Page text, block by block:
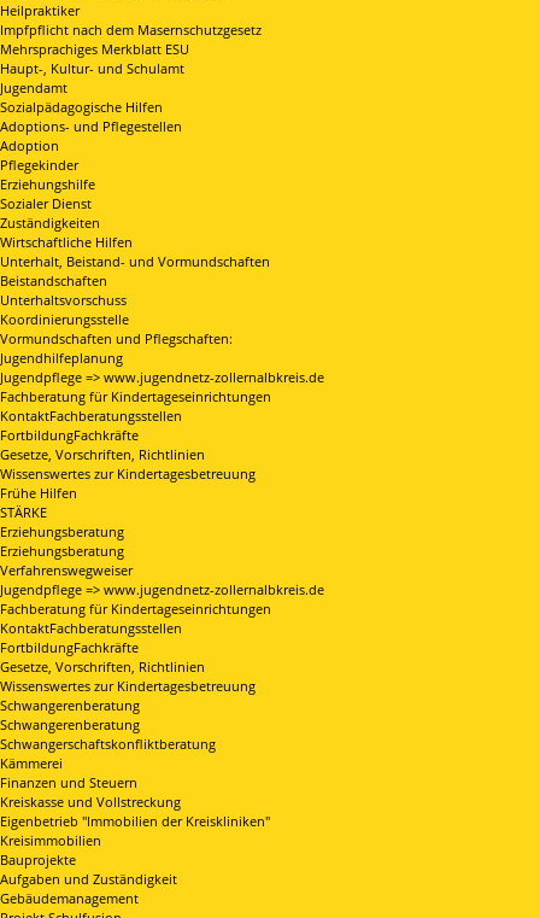
Heilpraktiker
Impfpflicht nach dem Masernschutzgesetz
Mehrsprachiges Merkblatt ESU
Haupt-, Kultur- und Schulamt
Jugendamt
Sozialpädagogische Hilfen
Adoptions- und Pflegestellen
Adoption
Pflegekinder
Erziehungshilfe
Sozialer Dienst
Zuständigkeiten
Wirtschaftliche Hilfen
Unterhalt, Beistand- und Vormundschaften
Beistandschaften
Unterhaltsvorschuss
Koordinierungsstelle
Vormundschaften und Pflegschaften:
Jugendhilfeplanung
Jugendpflege => www.jugendnetz-zollernalbkreis.de
Fachberatung für Kindertageseinrichtungen
KontaktFachberatungsstellen
FortbildungFachkräfte
Gesetze, Vorschriften, Richtlinien
Wissenswertes zur Kindertagesbetreuung
Frühe Hilfen
STÄRKE
Erziehungsberatung
Erziehungsberatung
Verfahrenswegweiser
Jugendpflege => www.jugendnetz-zollernalbkreis.de
Fachberatung für Kindertageseinrichtungen
KontaktFachberatungsstellen
FortbildungFachkräfte
Gesetze, Vorschriften, Richtlinien
Wissenswertes zur Kindertagesbetreuung
Schwangerenberatung
Schwangerenberatung
Schwangerschaftskonfliktberatung
Kämmerei
Finanzen und Steuern
Kreiskasse und Vollstreckung
Eigenbetrieb "Immobilien der Kreiskliniken"
Kreisimmobilien
Bauprojekte
Aufgaben und Zuständigkeit
Gebäudemanagement